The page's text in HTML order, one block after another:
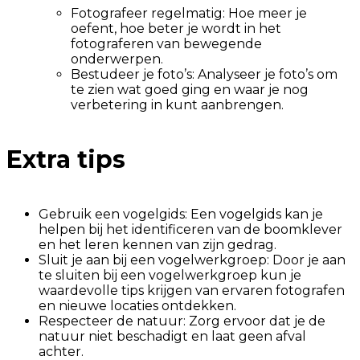
Fotografeer regelmatig: Hoe meer je
oefent, hoe beter je wordt in het
fotograferen van bewegende
onderwerpen.
Bestudeer je foto’s: Analyseer je foto’s om
te zien wat goed ging en waar je nog
verbetering in kunt aanbrengen.
Extra tips
Gebruik een vogelgids: Een vogelgids kan je
helpen bij het identificeren van de boomklever
en het leren kennen van zijn gedrag.
Sluit je aan bij een vogelwerkgroep: Door je aan
te sluiten bij een vogelwerkgroep kun je
waardevolle tips krijgen van ervaren fotografen
en nieuwe locaties ontdekken.
Respecteer de natuur: Zorg ervoor dat je de
natuur niet beschadigt en laat geen afval
achter.